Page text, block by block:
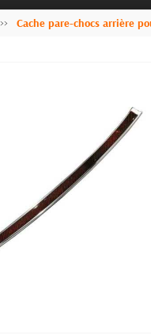
Cache pare-chocs arrière